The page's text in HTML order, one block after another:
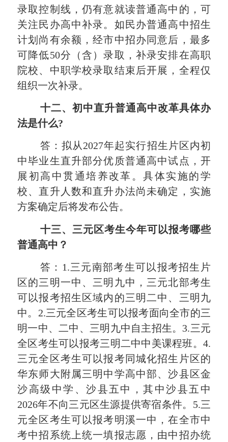
录取控制线，仍有意就读普通高中的，可
关注民办高中补录。如民办普通高中招生
计划尚有余额，经市中招办同意后，最多
可降低50分（含）录取，补录安排在高职
院校、中职学校录取结束后开展，全程仅
组织一次补录。
十二、初中直升普通高中改革具体办
法是什么?
答：拟从2027年起实行招生片区内初
中毕业生直升部分优质普通高中试点，开
展初高中贯通培养改革。具体实施的学
校、直升人数和直升办法尚未确定，实施
方案确定后将发布公告。
十三、 三元区考生今年可以报考哪些
普通高中？
答：1.三元南部考生可以报考招生片
区的三明一中、三明九中，三元北部考生
可以报考招生区域内的三明二中、三明九
中。2.三元全区考生可以报考面向全市的三
明一中、二中、三明九中自主招生。3.三元
全区考生可以报考三明二中中美课程班。4.
三元全区考生可以报考同城化招生片区的
华东师大附属三明中学高中部、沙县区金
沙高级中学、沙县五中，其中沙县五中
2026年不向三元区生源提供寄宿条件。5.三
元全区考生可以报考明溪一中，在全市中
考中招系统上统一填报志愿，由中招办统